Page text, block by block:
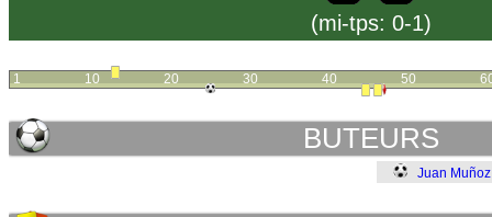
(mi-tps: 0-1)
1 10 20 30 40 50
BUTEURS
Juan Muñoz